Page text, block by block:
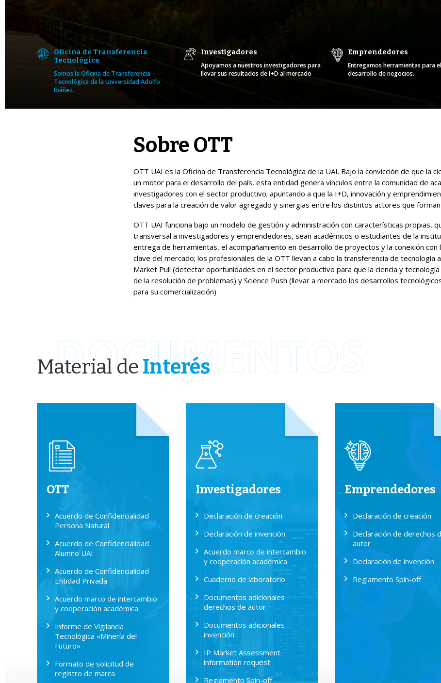
Oficina de Transferencia
Tecnológica
Somos la Oficina de Transferencia
Tecnológica de la Universidad Adolfo
Ibáñez.
Investigadores
Apoyamos a nuestros investigadores para
llevar sus resultados de I+D al mercado
Emprendedores
Entregamos herramientas para el
desarrollo de negocios.
Sobre OTT
OTT UAI es la Oficina de Transferencia Tecnológica de la UAI. Bajo la convicción de que la
un motor para el desarrollo del país, esta entidad genera vínculos entre la comunidad de
investigadores con el sector productivo; apuntando a que la I+D, innovación y
claves para la creación de valor agregado y sinergias entre los distintos actores que
OTT UAI funciona bajo un modelo de gestión y administración con características propias,
transversal a investigadores y emprendedores, sean académicos o estudiantes de la
entrega de herramientas, el acompañamiento en desarrollo de proyectos y la conexión con
clave del mercado; los profesionales de la OTT llevan a cabo la transferencia de tecnología
Market Pull (detectar oportunidades en el sector productivo para que la ciencia y tecnología
de la resolución de problemas) y Science Push (llevar a mercado los desarrollos
para su comercialización)
DOCUMENTOS
Material deInterés
OTT
Acuerdo de Confidencialidad
Persona Natural
Acuerdo de Confidencialidad
Alumno UAI
Acuerdo de Confidencialidad
Entidad Privada
Acuerdo marco de intercambio
y cooperación académica
Informe de Vigilancia
Tecnológica «Minería del
Futuro»
Formato de solicitud de
registro de marca
Investigadores
Declaración de creación
Declaración de invención
Acuerdo marco de intercambio
y cooperación académica
Cuaderno de laboratorio
Documentos adicionales
derechos de autor
Documentos adicionales
invención
IP Market Assessment
information request
Reglamento Spin-off
Emprendedores
Declaración de creación
Declaración de derechos
autor
Declaración de invención
Reglamento Spin-off